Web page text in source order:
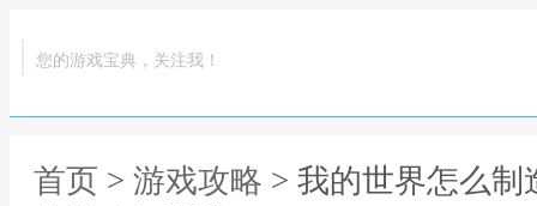
您的游戏宝典，关注我！
首页 > 游戏攻略 > 我的世界怎么